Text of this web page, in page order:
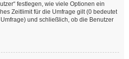
festlegen, wie viele Optionen ein
Zeitlimit für die Umfrage gilt (0 bedeutet
und schließlich, ob die Benutzer